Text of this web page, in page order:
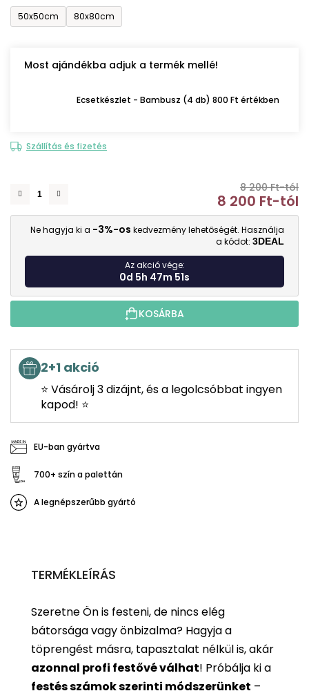
50x50cm
80x80cm
Most ajándékba adjuk a termék mellé!
Ecsetkészlet - Bambusz (4 db) 800 Ft értékben
Szállítás és fizetés
8 200 Ft-tól
8 200 Ft-tól
Ne hagyja ki a -3%-os kedvezmény lehetőségét. Használja
a kódot: 3DEAL
Az akció vége:
0d 5h 47m 50s
KOSÁRBA
2+1 akció
⭐ Vásárolj 3 dizájnt, és a legolcsóbbat ingyen
kapod! ⭐
EU-ban gyártva
700+ szín a palettán
A legnépszerűbb gyártó
TERMÉKLEÍRÁS
Szeretne Ön is festeni, de nincs elég
bátorsága vagy önbizalma? Hagyja a
töprengést másra, tapasztalat nélkül is, akár
azonnal profi festővé válhat! Próbálja ki a
festés számok szerinti módszerünket –